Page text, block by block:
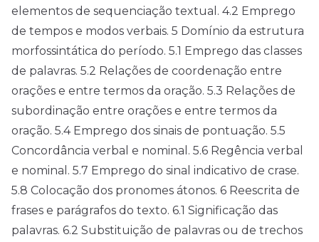
elementos de sequenciação textual. 4.2 Emprego
de tempos e modos verbais. 5 Domínio da estrutura
morfossintática do período. 5.1 Emprego das classes
de palavras. 5.2 Relações de coordenação entre
orações e entre termos da oração. 5.3 Relações de
subordinação entre orações e entre termos da
oração. 5.4 Emprego dos sinais de pontuação. 5.5
Concordância verbal e nominal. 5.6 Regência verbal
e nominal. 5.7 Emprego do sinal indicativo de crase.
5.8 Colocação dos pronomes átonos. 6 Reescrita de
frases e parágrafos do texto. 6.1 Significação das
palavras. 6.2 Substituição de palavras ou de trechos